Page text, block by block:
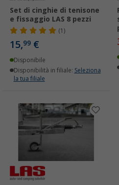
Set di cinghie di tenisone
e fissaggio LAS 8 pezzi
(1)
15,99 €
Disponibile
Disponibilità in filiale: Seleziona
la tua filiale